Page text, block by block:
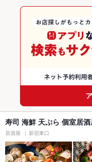
寿司 海鮮 天ぷら 個室居
居酒屋 新宿東口